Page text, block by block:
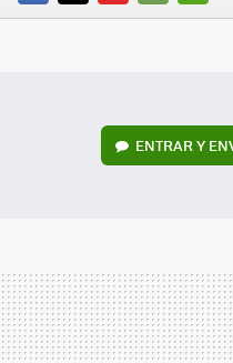
FACEBOOK
TWITTERFLIPBOARD
E-
ENTRAR Y